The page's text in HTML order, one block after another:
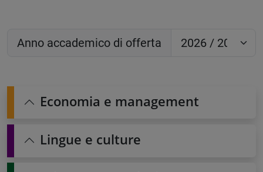
Anno accademico di offerta
Economia e management
Lingue e culture